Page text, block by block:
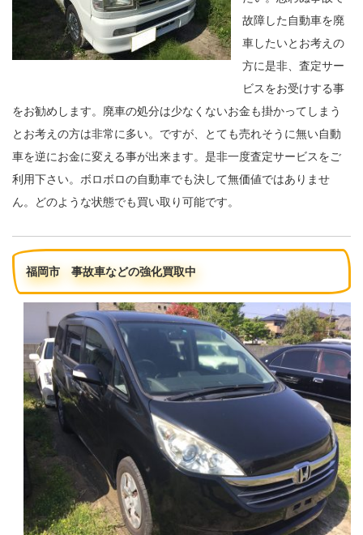
故障した自動車を廃
車したいとお考えの
方に是非、査定サー
ビスをお受けする事
をお勧めします。廃車の処分は少なくないお金も掛かってしまう
とお考えの方は非常に多い。ですが、とても売れそうに無い自動
車を逆にお金に変える事が出来ます。是非一度査定サービスをご
利用下さい。ボロボロの自動車でも決して無価値ではありませ
ん。どのような状態でも買い取り可能です。
福岡市 事故車などの強化買取中